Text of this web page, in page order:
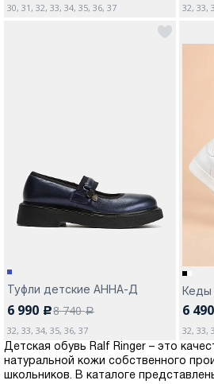
30, 31, 32, 33, 34, 35, 36, 37
32, 33,
Туфли детские АННА-Д
6 990 c8 740a
32, 33, 34, 35, 36, 37
Кеды
6 490
32, 33,
Детская обувь Ralf Ringer – это
натуральной кожи собственного
школьников. В каталоге